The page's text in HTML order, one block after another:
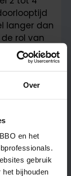
Over
en het
gebruik
bijhouden
langer dan
rol van
naast kan
via
energie